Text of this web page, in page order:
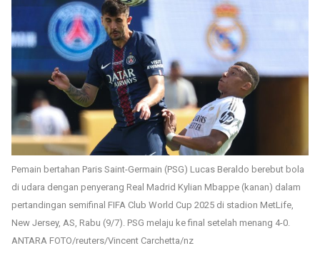
Pemain bertahan Paris Saint-Germain (PSG) Lucas Beraldo berebut bola
di udara dengan penyerang Real Madrid Kylian Mbappe (kanan) dalam
pertandingan semifinal FIFA Club World Cup 2025 di stadion MetLife,
New Jersey, AS, Rabu (9/7). PSG melaju ke final setelah menang 4-0.
ANTARA FOTO/reuters/Vincent Carchetta/nz